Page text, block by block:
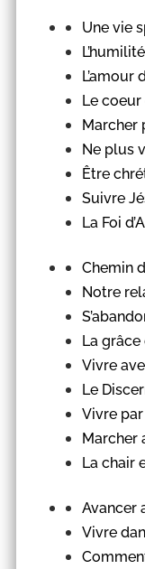
Une vie
L’humilité
L’amour
Le
Marcher
Ne plus
Être
Suivre
La Foi
Chemin
Notre
La grâce
Vivre
Le
Vivre
Marcher
La chair
Avancer
Vivre